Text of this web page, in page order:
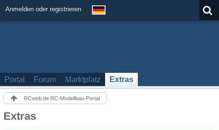
Anmelden oder registrieren
Portal Forum Marktplatz Extras
RCweb.de RC-Modellbau-Portal
Extras